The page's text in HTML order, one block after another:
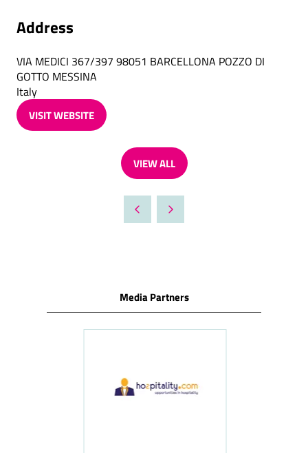
Address
VIA MEDICI 367/397 98051 BARCELLONA POZZO DI
GOTTO MESSINA
Italy
VISIT WEBSITE
(OPENS
VIEW ALL
(OPENS
A
NEW
Media Partners